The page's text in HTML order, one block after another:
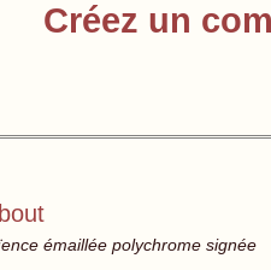
Créez un
émaillée polychrome signée